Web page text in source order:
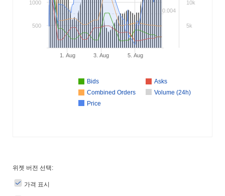
Bids
Asks
Combined Orders
Volume (24h)
Price
1. Aug 3. Aug 5. Aug
0.004
5k
10k
500
1000
위젯 버전 선택:
가격 표시